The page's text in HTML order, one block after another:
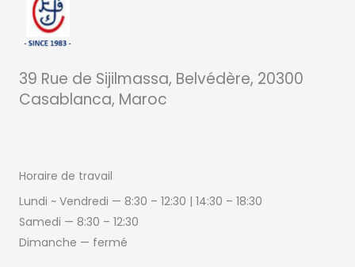
39 Rue de Sijilmassa, Belvédère, 20300
Casablanca, Maroc
Horaire de travail
Lundi ~ Vendredi — 8:30 – 12:30 | 14:30 – 18:30
Samedi — 8:30 – 12:30
Dimanche — fermé